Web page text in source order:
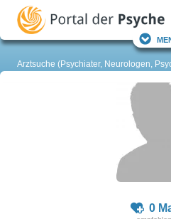
Arztsuche (Psychiater, Neurologen,
0